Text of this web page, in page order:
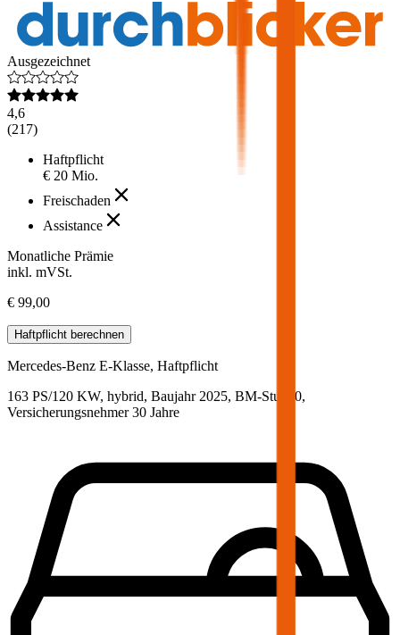
Ausgezeichnet
4,6
(217)
Haftpflicht
€ 20 Mio.
Freischaden
Assistance
Monatliche Prämie
inkl. mVSt.
€ 99,00
Haftpflicht berechnen
Mercedes-Benz E-Klasse, Haftpflicht
163 PS/120 KW, hybrid, Baujahr 2025, BM-Stufe 0,
Versicherungsnehmer 30 Jahre